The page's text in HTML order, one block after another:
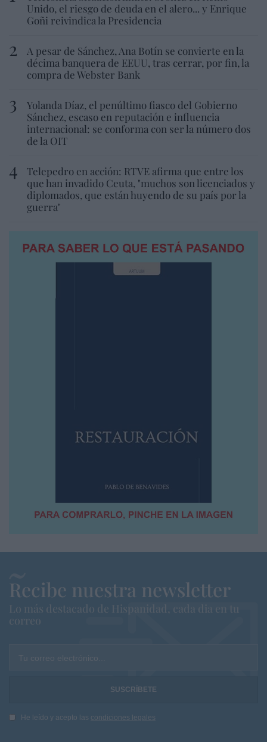
Unido, el riesgo de deuda en el alero... y Enrique
Goñi reivindica la Presidencia
A pesar de Sánchez, Ana Botín se convierte en la
décima banquera de EEUU, tras cerrar, por fin, la
compra de Webster Bank
Yolanda Díaz, el penúltimo fiasco del Gobierno
Sánchez, escaso en reputación e influencia
internacional: se conforma con ser la número dos
de la OIT
Telepedro en acción: RTVE afirma que entre los
que han invadido Ceuta, "muchos son licenciados y
diplomados, que están huyendo de su país por la
guerra"
Recibe nuestra newsletter
Lo más destacado de Hispanidad, cada dia en tu
correo
Tu correo electrónico...
He leído y acepto las condiciones legales